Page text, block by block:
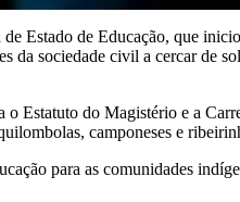
Estado de Educação, que
da sociedade civil a cercar de
Estatuto do Magistério e a
camponeses e
para as comunidades